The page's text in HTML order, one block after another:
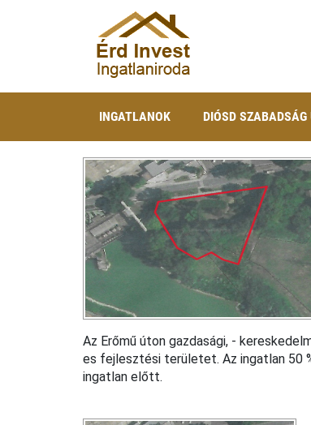
INGATLANOK DIÓSD
Az Erőmű úton gazdasági, -
es fejlesztési területet. Az ingatlan 50
ingatlan előtt.